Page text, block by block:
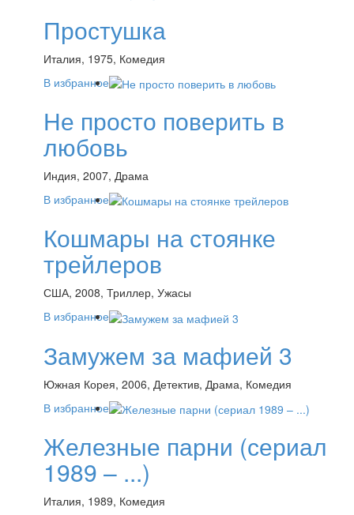
Простушка
Италия, 1975, Комедия
В избранное
Не просто поверить в
любовь
Индия, 2007, Драма
В избранное
Кошмары на стоянке
трейлеров
США, 2008, Триллер, Ужасы
В избранное
Замужем за мафией 3
Южная Корея, 2006, Детектив, Драма, Комедия
В избранное
Железные парни (сериал
1989 – ...)
Италия, 1989, Комедия